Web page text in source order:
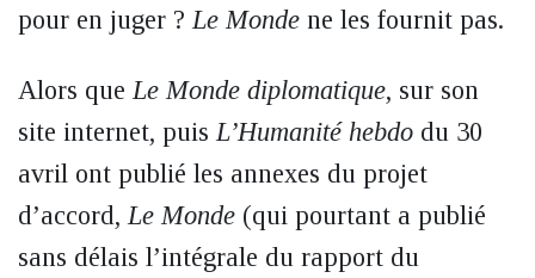
pour en juger ?Le Monde ne les fournit pas.
Alors queLe Monde diplomatique, sur son
site internet, puisL’Humanité hebdo du 30
avril ont publié les annexes du projet
d’accord,Le Monde (qui pourtant a publié
sans délais l’intégrale du rapport du